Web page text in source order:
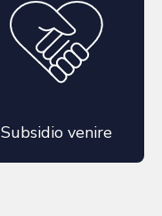
Subsidio venire